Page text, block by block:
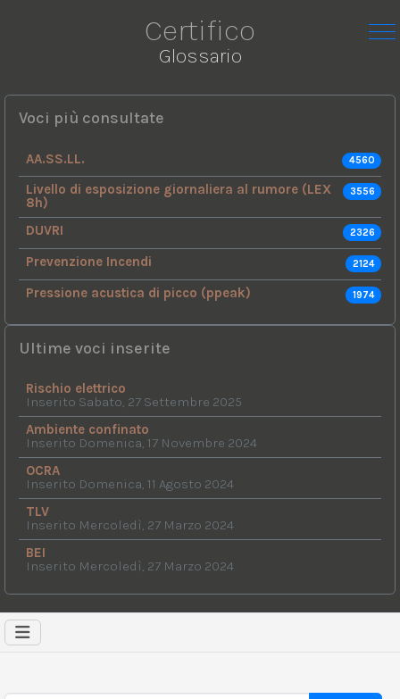
Certifico
Glossario
Voci più consultate
AA.SS.LL. 4560
Livello di esposizione giornaliera al rumore (LEX
8h)
3556
DUVRI 2326
Prevenzione Incendi 2124
Pressione acustica di picco (ppeak) 1974
Ultime voci inserite
Rischio elettrico
Inserito Sabato, 27 Settembre 2025
Ambiente confinato
Inserito Domenica, 17 Novembre 2024
OCRA
Inserito Domenica, 11 Agosto 2024
TLV
Inserito Mercoledì, 27 Marzo 2024
BEI
Inserito Mercoledì, 27 Marzo 2024